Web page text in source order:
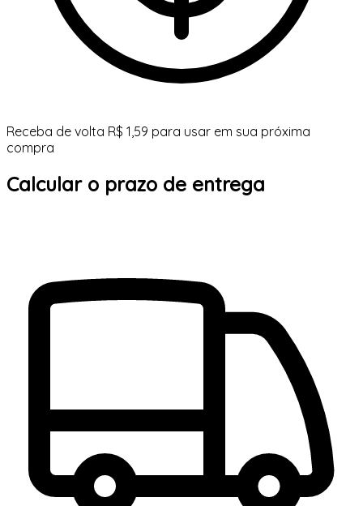
Receba de volta R$ 1,59 para usar em sua próxima
compra
Calcular o prazo de entrega